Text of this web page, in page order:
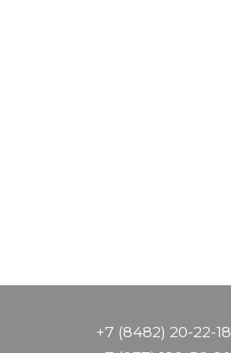
+7 (8482) 20-22-18